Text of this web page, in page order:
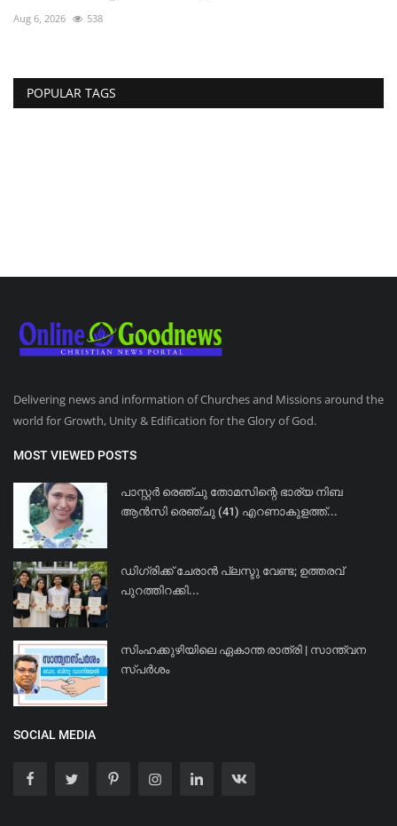
Aug 6, 2026 538
POPULAR TAGS
Delivering news and information of Churches and Missions around the
world for Growth, Unity & Edification for the Glory of God.
MOST VIEWED POSTS
പാസ്റ്റർ രെഞ്ചു തോമസിന്റെ ഭാര്യ നിബ
ആൻസി രെഞ്ചു (41) എറണാകുളത്ത്...
ഡിഗ്രിക്ക് ചേരാന്‍ പ്ലസ്ടു വേണ്ട; ഉത്തരവ്
പുറത്തിറക്കി...
സിംഹക്കുഴിയിലെ ഏകാന്ത രാത്രി | സാന്ത്വന
സ്പർശം
SOCIAL MEDIA